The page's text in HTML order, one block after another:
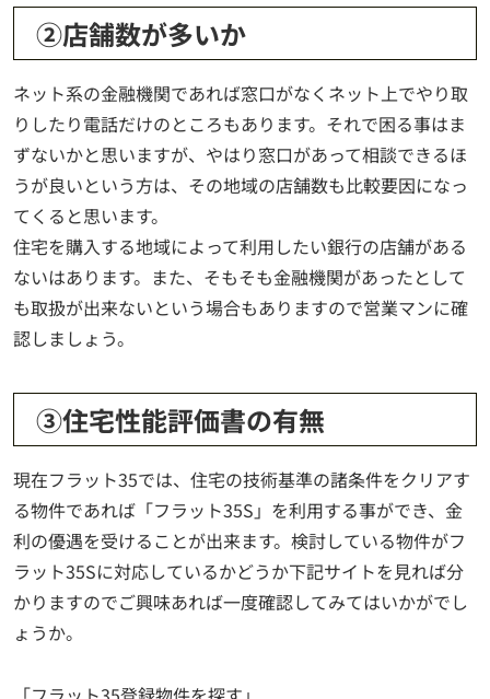
②店舗数が多いか
ネット系の金融機関であれば窓口がなくネット上でやり取
りしたり電話だけのところもあります。それで困る事はま
ずないかと思いますが、やはり窓口があって相談できるほ
うが良いという方は、その地域の店舗数も比較要因になっ
てくると思います。
住宅を購入する地域によって利用したい銀行の店舗がある
ないはあります。また、そもそも金融機関があったとして
も取扱が出来ないという場合もありますので営業マンに確
認しましょう。
③住宅性能評価書の有無
現在フラット35では、住宅の技術基準の諸条件をクリアす
る物件であれば「フラット35S」を利用する事ができ、金
利の優遇を受けることが出来ます。検討している物件がフ
ラット35Sに対応しているかどうか下記サイトを見れば分
かりますのでご興味あれば一度確認してみてはいかがでし
ょうか。